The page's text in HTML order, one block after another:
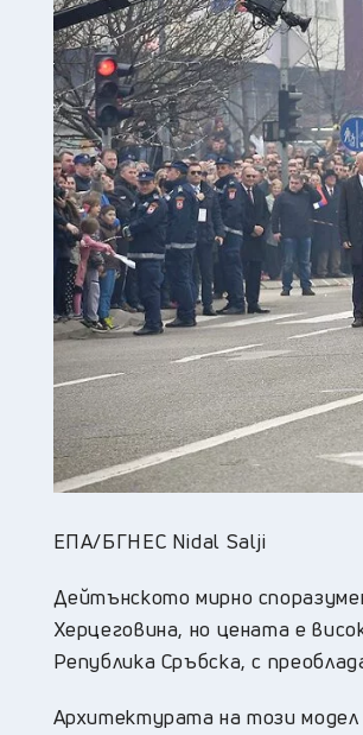
ЕПА/БГНЕС Nidal Salji
Дейтънското мирно
Херцеговина, но цената е
Република Сръбска, с
Архитектурата на този